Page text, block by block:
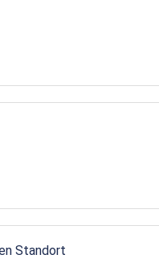
Standort